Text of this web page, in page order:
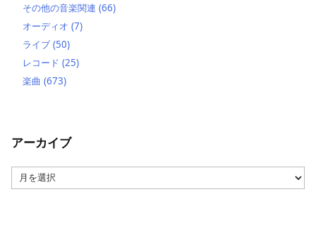
その他の音楽関連 (66)
オーディオ (7)
ライブ (50)
レコード (25)
楽曲 (673)
アーカイブ
ー